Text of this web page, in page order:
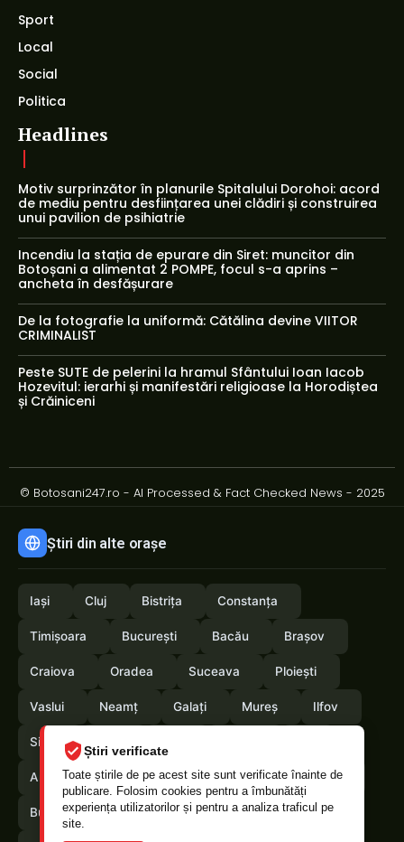
Știri verificate
Toate știrile de pe acest site sunt verificate înainte de
publicare. Folosim cookies pentru a îmbunătăți
experiența utilizatorilor și pentru a analiza traficul pe
site.
Sport
Local
Social
Politica
Headlines
Motiv surprinzător în planurile Spitalului Dorohoi: acord
de mediu pentru desființarea unei clădiri și construirea
unui pavilion de psihiatrie
Incendiu la stația de epurare din Siret: muncitor din
Botoșani a alimentat 2 POMPE, focul s-a aprins –
ancheta în desfășurare
De la fotografie la uniformă: Cătălina devine VIITOR
CRIMINALIST
Peste SUTE de pelerini la hramul Sfântului Ioan Iacob
Hozevitul: ierarhi și manifestări religioase la Horodiștea
și Crăiniceni
© Botosani247.ro - AI Processed & Fact Checked News - 2025
Știri din alte orașe
Iași Cluj Bistrița Constanța
Timișoara București Bacău Brașov
Craiova Oradea Suceava Ploiești
Vaslui Neamț Galați Mureș Ilfov
Sibiu
Arges Maramures Vrancea Satumare
Buzau Braila Calarasi Caras-Severin